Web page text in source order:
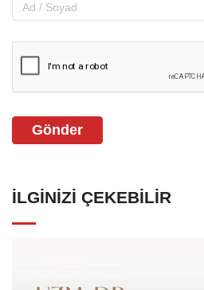
Gönder
İLGINIZI ÇEKEBILIR